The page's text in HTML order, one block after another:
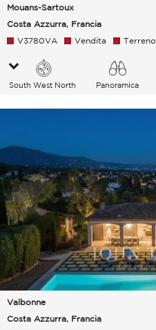
Mouans-Sartoux
Costa Azzurra, Francia
V3780VA Vendita Terreno
South West North
Panoramica
Valbonne
Costa Azzurra, Francia